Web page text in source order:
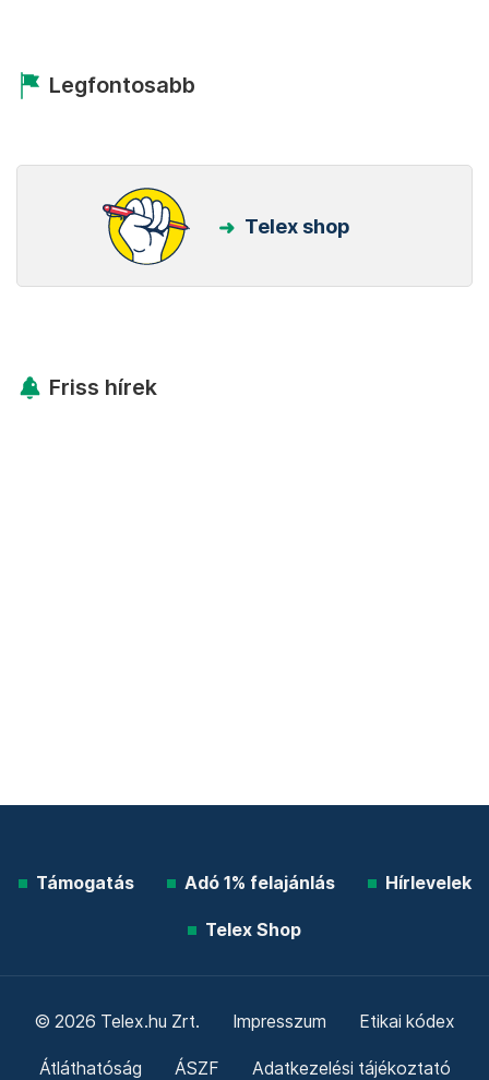
Legfontosabb
Telex shop
Friss hírek
Támogatás Adó 1% felajánlás Hírlevelek
Telex Shop
© 2026 Telex.hu Zrt. Impresszum Etikai kódex
Átláthatóság ÁSZF Adatkezelési tájékoztató